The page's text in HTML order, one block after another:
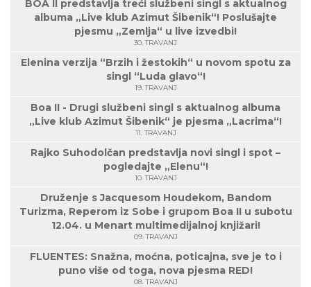
BOA II predstavlja treći službeni singl s aktualnog
albuma „Live klub Azimut Šibenik“! Poslušajte
pjesmu „Zemlja“ u live izvedbi!
30. TRAVANJ
Elenina verzija “Brzih i žestokih“ u novom spotu za
singl “Luda glavo“!
19. TRAVANJ
Boa II - Drugi službeni singl s aktualnog albuma
„Live klub Azimut Šibenik“ je pjesma „Lacrima“!
11. TRAVANJ
Rajko Suhodolčan predstavlja novi singl i spot –
pogledajte „Elenu“!
10. TRAVANJ
Druženje s Jacquesom Houdekom, Bandom
Turizma, Reperom iz Sobe i grupom Boa II u subotu
12.04. u Menart multimedijalnoj knjižari!
09. TRAVANJ
FLUENTES: Snažna, moćna, poticajna, sve je to i
puno više od toga, nova pjesma RED!
08. TRAVANJ